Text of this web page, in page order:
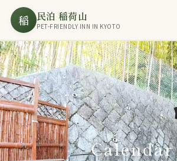
稲 民泊 稲荷山
PET-FRIENDLY INN IN KYOTO
Calendar